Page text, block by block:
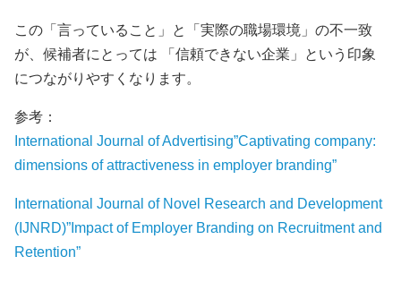
この「言っていること」と「実際の職場環境」の不一致
が、候補者にとっては 「信頼できない企業」という印象
につながりやすくなります。
参考：
International Journal of Advertising”Captivating company:
dimensions of attractiveness in employer branding”
International Journal of Novel Research and Development
(IJNRD)”Impact of Employer Branding on Recruitment and
Retention”